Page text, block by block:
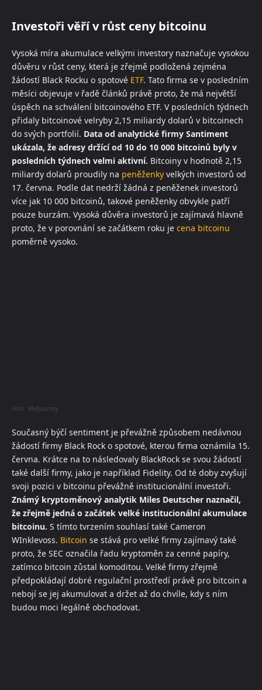
Investoři věří v růst ceny bitcoinu
Vysoká míra akumulace velkými investory naznačuje vysokou
důvěru v růst ceny, která je zřejmě podložená zejména
žádostí Black Rocku o spotové ETF. Tato firma se v posledním
měsíci objevuje v řadě článků právě proto, že má největší
úspěch na schválení bitcoinového ETF. V posledních týdnech
přidaly bitcoinové velryby 2,15 miliardy dolarů v bitcoinech
do svých portfolií. Data od analytické firmy Santiment
ukázala, že adresy držící od 10 do 10 000 bitcoinů byly v
posledních týdnech velmi aktivní. Bitcoiny v hodnotě 2,15
miliardy dolarů proudily na peněženky velkých investorů od
17. června. Podle dat nedrží žádná z peněženek investorů
více jak 10 000 bitcoinů, takové peněženky obvykle patří
pouze burzám. Vysoká důvěra investorů je zajímavá hlavně
proto, že v porovnání se začátkem roku je cena bitcoinu
poměrně vysoko.
Foto: Midjourney
Současný býčí sentiment je převážně způsobem nedávnou
žádostí firmy Black Rock o spotové, kterou firma oznámila 15.
června. Krátce na to následovaly BlackRock se svou žádostí
také další firmy, jako je například Fidelity. Od té doby zvyšují
svoji pozici v bitcoinu převážně institucionální investoři.
Známý kryptoměnový analytik Miles Deutscher naznačil,
že zřejmě jedná o začátek velké institucionální akumulace
bitcoinu. S tímto tvrzením souhlasí také Cameron
WInklevoss. Bitcoin se stává pro velké firmy zajímavý také
proto, že SEC označila řadu kryptoměn za cenné papíry,
zatímco bitcoin zůstal komoditou. Velké firmy zřejmě
předpokládají dobré regulační prostředí právě pro bitcoin a
nebojí se jej akumulovat a držet až do chvíle, kdy s ním
budou moci legálně obchodovat.